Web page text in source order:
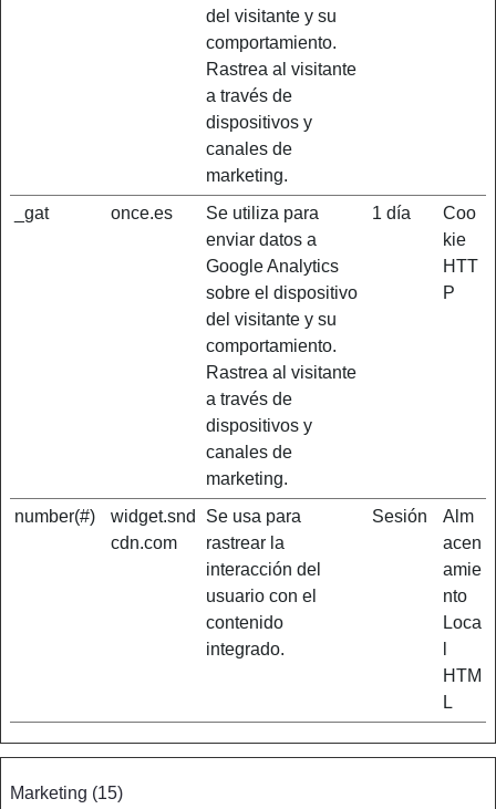
del visitante y su
comportamiento.
Rastrea al visitante
a través de
dispositivos y
canales de
marketing.
_gat once.es
Se utiliza para
enviar datos a
Google Analytics
sobre el dispositivo
del visitante y su
comportamiento.
Rastrea al visitante
a través de
dispositivos y
canales de
marketing.
1 día
Coo
kie
HTT
P
number(#)
widget.snd
cdn.com
Se usa para
rastrear la
interacción del
usuario con el
contenido
integrado.
Sesión
Alm
acen
amie
nto
Loca
HTM
L
Marketing (15)